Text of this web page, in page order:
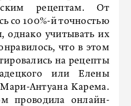
рецептам. От
со 100%-й точностью
однако учитывать их
что в этом
на рецепты
или Елены
Антуана Карема.
проводила онлайн-